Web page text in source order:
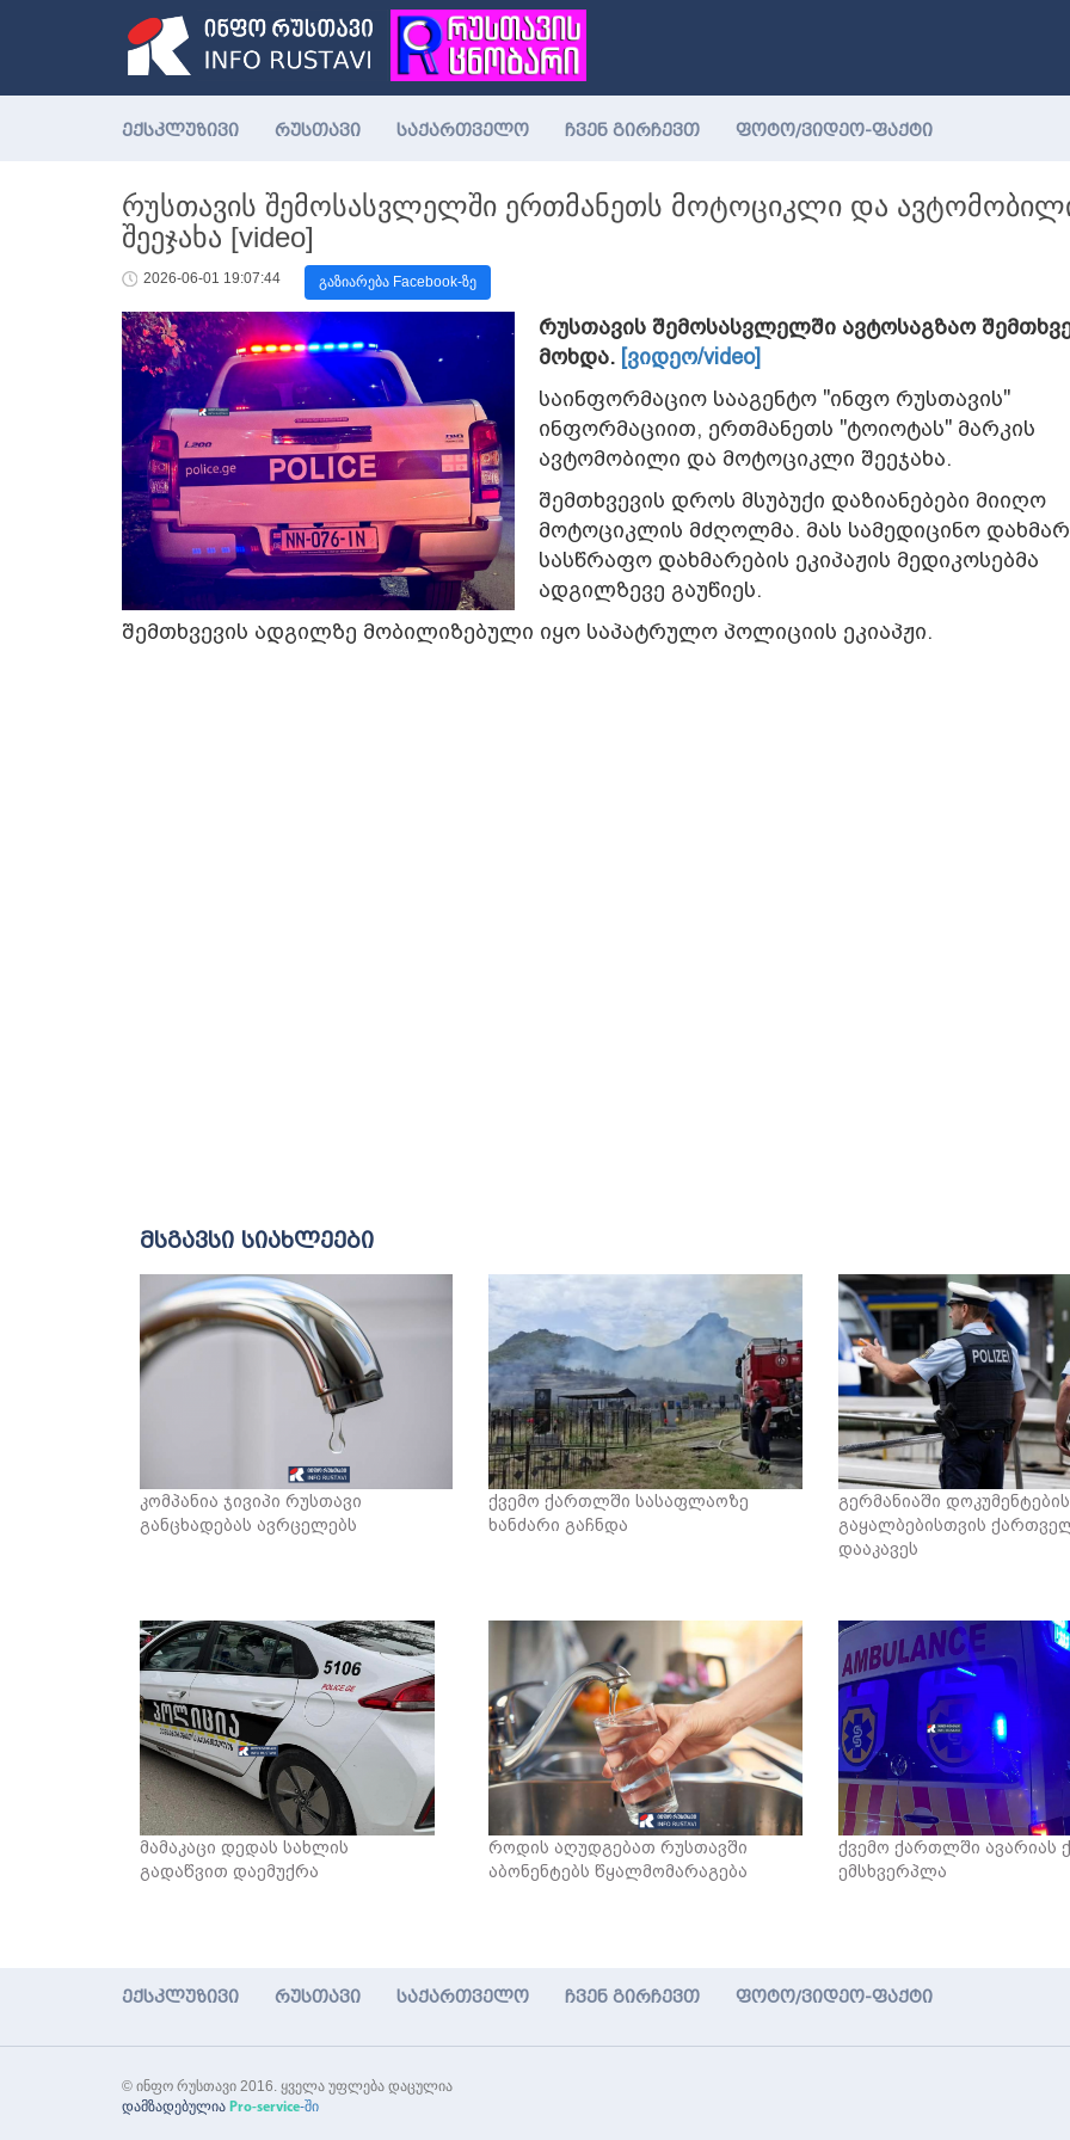
ექსკლუზივი რუსთავი საქართველო ჩვენ გირჩევთ ფოტო/ვიდეო-ფაქტი
რუსთავის შემოსასვლელში ერთმანეთს მოტოციკლი და
შეეჯახა [video]
2026-06-01 19:07:44 გაზიარება Facebook-ზე
რუსთავის შემოსასვლელში ავტოსაგზაო
მოხდა. [ვიდეო/video]
საინფორმაციო სააგენტო "ინფო რუსთავის"
ინფორმაციით, ერთმანეთს "ტოიოტას" მარკის
ავტომობილი და მოტოციკლი შეეჯახა.
შემთხვევის დროს მსუბუქი დაზიანებები მიიღო
მოტოციკლის მძღოლმა. მას სამედიცინო
სასწრაფო დახმარების ეკიპაჟის მედიკოსებმა
ადგილზევე გაუწიეს.
შემთხვევის ადგილზე მობილიზებული იყო საპატრულო პოლიციის ეკიაპჟი.
მსგავსი სიახლეები
კომპანია ჯივიპი რუსთავი
განცხადებას ავრცელებს
ქვემო ქართლში სასაფლაოზე
ხანძარი გაჩნდა
გერმანიაში დოკუმენტების
გაყალბებისთვის
დააკავეს
მამაკაცი დედას სახლის
გადაწვით დაემუქრა
როდის აღუდგებათ რუსთავში
აბონენტებს წყალმომარაგება
ქვემო ქართლში ავარიას
ემსხვერპლა
ექსკლუზივი რუსთავი საქართველო ჩვენ გირჩევთ ფოტო/ვიდეო-ფაქტი
© ინფო რუსთავი 2016. ყველა უფლება დაცულია
დამზადებულია Pro-service-ში